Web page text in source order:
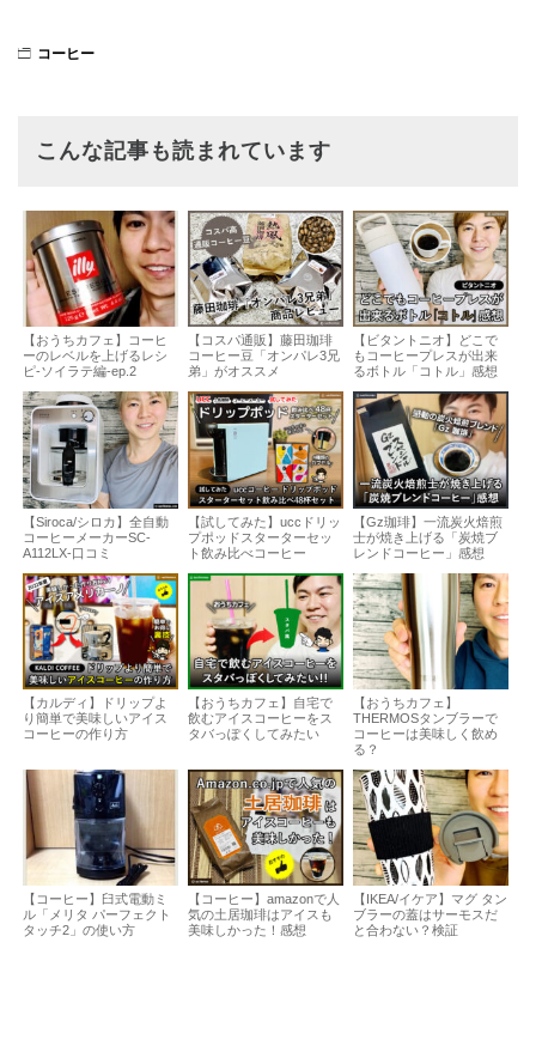
コーヒー
こんな記事も読まれています
【おうちカフェ】コーヒ
ーのレベルを上げるレシ
ピ-ソイラテ編-ep.2
【コスパ通販】藤田珈琲
コーヒー豆「オンパレ3兄
弟」がオススメ
【ビタントニオ】どこで
もコーヒープレスが出来
るボトル「コトル」感想
【Siroca/シロカ】全自動
コーヒーメーカーSC-
A112LX-口コミ
【試してみた】uccドリッ
プポッドスターターセッ
ト飲み比べコーヒー
【Gz珈琲】一流炭火焙煎
士が焼き上げる「炭焼ブ
レンドコーヒー」感想
【カルディ】ドリップよ
り簡単で美味しいアイス
コーヒーの作り方
【おうちカフェ】自宅で
飲むアイスコーヒーをス
タバっぽくしてみたい
【おうちカフェ】
THERMOSタンブラーで
コーヒーは美味しく飲め
る？
【コーヒー】臼式電動ミ
ル「メリタ パーフェクト
タッチ2」の使い方
【コーヒー】amazonで人
気の土居珈琲はアイスも
美味しかった！感想
【IKEA/イケア】マグ タン
ブラーの蓋はサーモスだ
と合わない？検証